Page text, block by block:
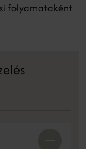
folyamataként